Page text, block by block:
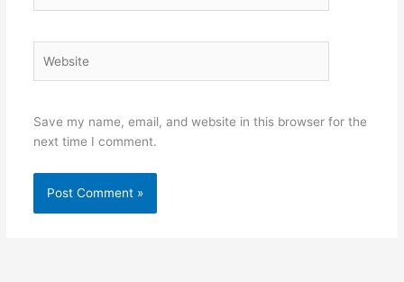
Save my name, email, and website in this browser for the
next time I comment.